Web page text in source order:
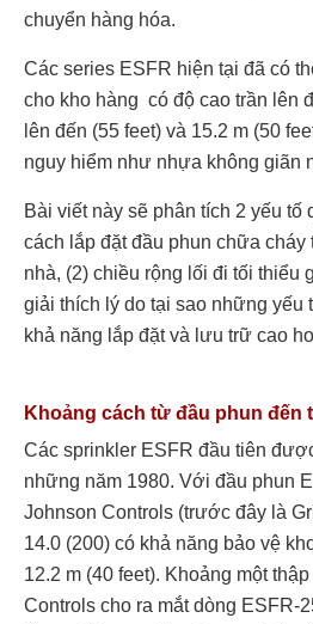
chuyển hàng hóa.
Các series ESFR hiện tại đã có
cho kho hàng có độ cao trần lên
lên đến (55 feet) và 15.2 m (50
nguy hiểm như nhựa không giãn
Bài viết này sẽ phân tích 2 yếu tố
cách lắp đặt đầu phun chữa
nhà, (2) chiều rộng lối đi tối thiểu
giải thích lý do tại sao những yếu
khả năng lắp đặt và lưu trữ cao
Khoảng cách từ đầu phun đến
Các sprinkler ESFR đầu tiên
những năm 1980. Với đầu phun
Johnson Controls (trước đây là
14.0 (200) có khả năng bảo vệ
12.2 m (40 feet). Khoảng một
Controls cho ra mắt dòng ESFR-